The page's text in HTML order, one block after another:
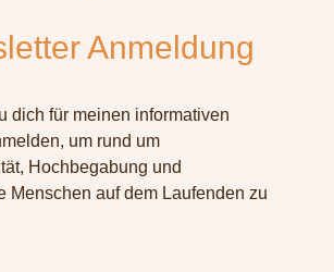
Anmeldung
dich für meinen informativen
um rund um
Hochbegabung und
Menschen auf dem Laufenden zu